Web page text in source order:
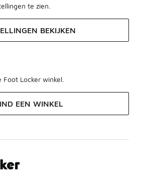
te zien.
BEKIJKEN
Locker winkel.
EEN WINKEL